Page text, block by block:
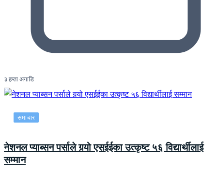
३ हप्ता अगाडि
समाचार
नेशनल प्याब्सन पर्साले गर्‍यो एसईईका उत्कृष्ट ५६ विद्यार्थीलाई
सम्मान